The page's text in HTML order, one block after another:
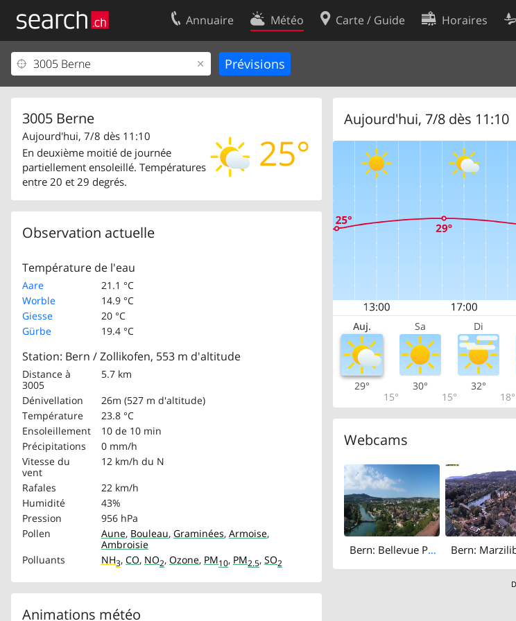
Annuaire Météo Carte / Guide Horaires
3005 Berne
25°
Aujourd'hui, 7/8 dès 11:10
En deuxième moitié de journée
partiellement ensoleillé. Températures
entre 20 et 29 degrés.
Observation actuelle
Température de l'eau
Aare
21.1 °C
Worble
14.9 °C
Giesse
20 °C
Gürbe
19.4 °C
Station: Bern / Zollikofen, 553 m d'altitude
Distance à
3005
5.7 km
Dénivellation
26m (527 m d'altitude)
Température
23.8 °C
Ensoleillement
10 de 10 min
Précipitations
0 mm/h
Vitesse du
vent
12 km/h du N
Rafales
22 km/h
Humidité
43%
Pression
956 hPa
Pollen
Aune, Bouleau, Graminées, Armoise,
Ambroisie
Polluants
NH3, CO, NO2, Ozone, PM10, PM2.5, SO2
Animations météo
Aujourd'hui, 7/8 dès 11:10
Auj. Sa Di
29°
15°
30°
15°
32°
18°
Webcams
Bern: Bellevue Palace Bern
Votre inscription
Centre clients
Contact
Conditions d’utilisation